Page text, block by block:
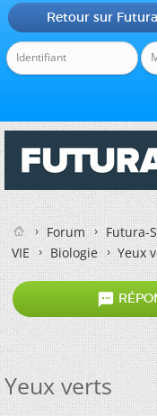
Retour sur Futura
Forum
Futura-
VIE
Biologie Yeux

Yeux verts